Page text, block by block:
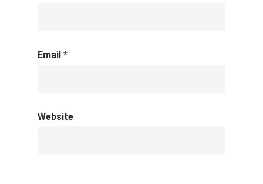
Email *
Website